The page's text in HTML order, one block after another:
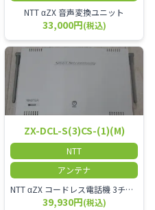
NTT αZX 音声変換ユニット
33,000円(税込)
ZX-DCL-S(3)CS-(1)(M)
NTT
アンテナ
NTT αZX コードレス電話機 3チャンネル用 接続装置 マスター デジタルコードレス（ZX-DCL-PS等）の専用管理用アンテナです。
39,930円(税込)